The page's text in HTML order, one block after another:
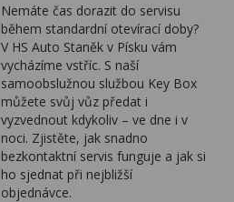
Nemáte čas dorazit do servisu
během standardní otevírací doby?
V HS Auto Staněk v Písku vám
vycházíme vstříc. S naší
samoobslužnou službou Key Box
můžete svůj vůz předat i
vyzvednout kdykoliv – ve dne i v
noci. Zjistěte, jak snadno
bezkontaktní servis funguje a jak si
ho sjednat při nejbližší
objednávce.